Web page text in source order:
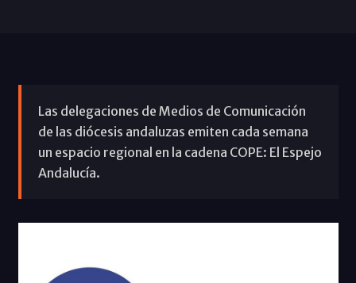
Las delegaciones de Medios de Comunicación
de las diócesis andaluzas emiten cada semana
un espacio regional en la cadena COPE: El Espejo
Andalucía.